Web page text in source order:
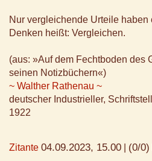
Nur vergleichende Urteile haben
Denken heißt: Vergleichen.
(aus: »Auf dem Fechtboden des
seinen Notizbüchern«)
~ Walther Rathenau ~
deutscher Industrieller,
1922
Zitante 04.09.2023, 15.00 (0/0)